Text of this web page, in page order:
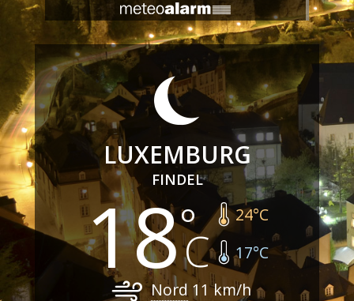
LUXEMBURG
FINDEL
18 24°C
17°C
Nord 11km/h